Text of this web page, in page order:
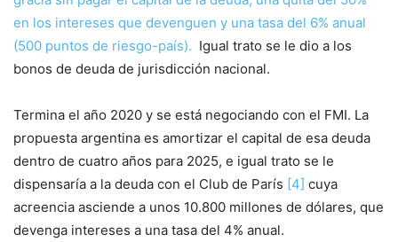
en los intereses que devenguen y una tasa del 6% anual
(500 puntos de riesgo-país). Igual trato se le dio a los
bonos de deuda de jurisdicción nacional.
Termina el año 2020 y se está negociando con el FMI. La
propuesta argentina es amortizar el capital de esa deuda
dentro de cuatro años para 2025, e igual trato se le
dispensaría a la deuda con el Club de París [4] cuya
acreencia asciende a unos 10.800 millones de dólares, que
devenga intereses a una tasa del 4% anual.